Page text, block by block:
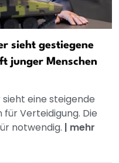
sieht gestiegene
junger Menschen
eine steigende
Verteidigung. Die
notwendig. | mehr